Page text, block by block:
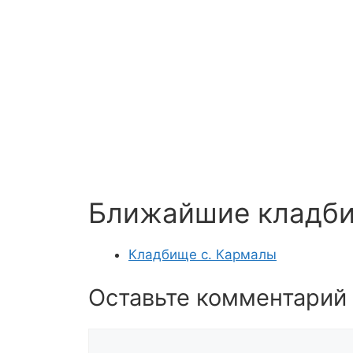
Ближайшие
Кладбище с. Кармалы
Оставьте комментарий